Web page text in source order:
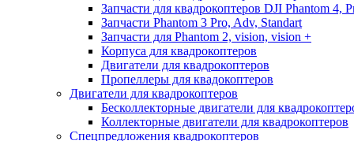
Запчасти для квадрокоптеров DJI Phantom 4,
Запчасти Phantom 3 Pro, Adv, Standart
Запчасти для Phantom 2, vision, vision +
Корпуса для квадрокоптеров
Двигатели для квадрокоптеров
Пропеллеры для квадокоптеров
Двигатели для квадрокоптеров
Бесколлекторные двигатели для
Коллекторные двигатели для квадрокоптеров
Спецпредложения квадрокоптеров